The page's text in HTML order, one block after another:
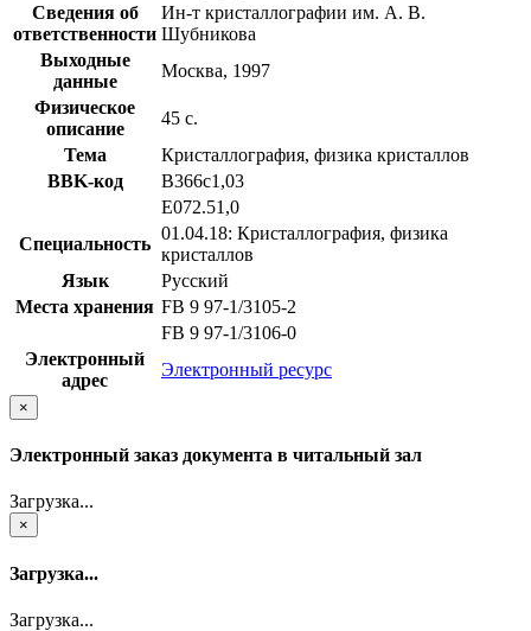
Сведения об
ответственности
Ин-т кристаллографии им. А. В.
Шубникова
Выходные
данные
Москва, 1997
Физическое
описание
45 с.
Тема
Кристаллография, физика кристаллов
BBK-код
В366с1,03
Е072.51,0
Специальность
01.04.18: Кристаллография, физика
кристаллов
Язык
Русский
Места хранения FB 9 97-1/3105-2
FB 9 97-1/3106-0
Электронный
адрес
Электронный ресурс
×
Электронный заказ документа в читальный зал
Загрузка...
×
Загрузка...
Загрузка...